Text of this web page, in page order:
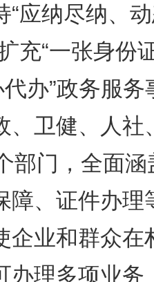
纳尽纳、动
充“一张身份
办”政务服务
、卫健、人社
部门，全面涵
障、证件办理
企业和群众在
办理多项业务